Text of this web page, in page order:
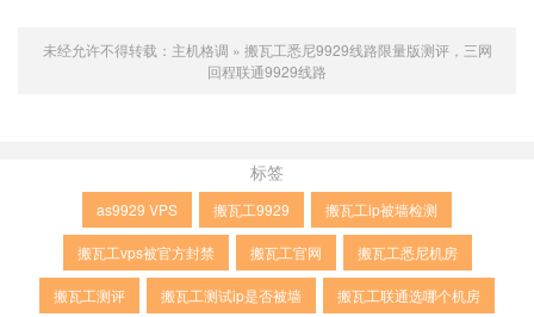
未经允许不得转载： 主机格调 » 搬瓦工悉尼9929线路限量版测评，三网
回程联通9929线路
标签
as9929 VPS 搬瓦工9929 搬瓦工ip被墙检测
搬瓦工vps被官方封禁 搬瓦工官网 搬瓦工悉尼机房
搬瓦工测评 搬瓦工测试ip是否被墙 搬瓦工联通选哪个机房